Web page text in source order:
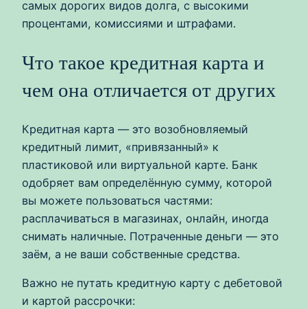
самых дорогих видов долга, с высокими
процентами, комиссиями и штрафами.
Что такое кредитная карта и
чем она отличается от других
Кредитная карта — это возобновляемый
кредитный лимит, «привязанный» к
пластиковой или виртуальной карте. Банк
одобряет вам определённую сумму, которой
вы можете пользоваться частями:
расплачиваться в магазинах, онлайн, иногда
снимать наличные. Потраченные деньги — это
заём, а не ваши собственные средства.
Важно не путать кредитную карту с дебетовой
и картой рассрочки: